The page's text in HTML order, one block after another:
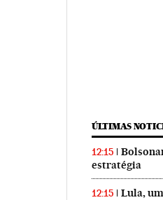
ÚLTIMAS
12:15
estratégia
12:15 Lula,